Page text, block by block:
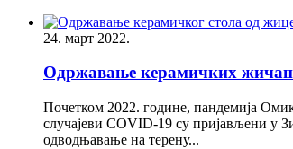
24. март 2022.
Одржавање керамичких
Почетком 2022. године, пандемија
случајеви COVID-19 су пријављени у
одводњавање на терену...